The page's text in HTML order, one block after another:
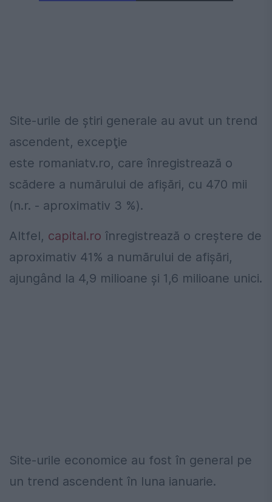
Site-urile de ştiri generale au avut un trend
ascendent, excepţie
este romaniatv.ro, care înregistrează o
scădere a numărului de afişări, cu 470 mii
(n.r. - aproximativ 3 %).
Altfel, capital.ro înregistrează o creştere de
aproximativ 41% a numărului de afişări,
ajungând la 4,9 milioane şi 1,6 milioane unici.
Site-urile economice au fost în general pe
un trend ascendent în luna ianuarie.